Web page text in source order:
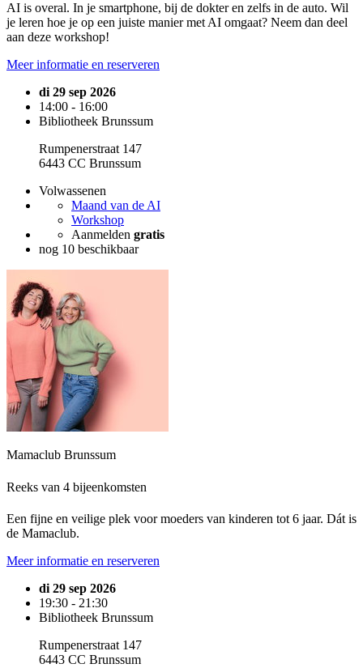
AI is overal. In je smartphone, bij de dokter en zelfs in de auto. Wil
je leren hoe je op een juiste manier met AI omgaat? Neem dan deel
aan deze workshop!
Meer informatie en reserveren
di 29 sep 2026
14:00 - 16:00
Bibliotheek Brunssum
Rumpenerstraat 147
6443 CC Brunssum
Volwassenen
Maand van de AI
Workshop
Aanmelden gratis
nog 10 beschikbaar
Mamaclub Brunssum
Reeks van 4 bijeenkomsten
Een fijne en veilige plek voor moeders van kinderen tot 6 jaar. Dát is
de Mamaclub.
Meer informatie en reserveren
di 29 sep 2026
19:30 - 21:30
Bibliotheek Brunssum
Rumpenerstraat 147
6443 CC Brunssum